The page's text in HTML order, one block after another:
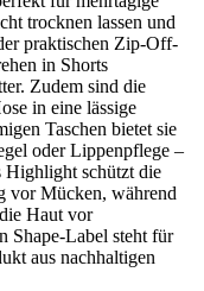
trocknen lassen und
praktischen Zip-Off-
in Shorts
Zudem sind die
in eine lässige
Taschen bietet sie
oder Lippenpflege –
Highlight schützt die
vor Mücken, während
Haut vor
Shape-Label steht für
aus nachhaltigen